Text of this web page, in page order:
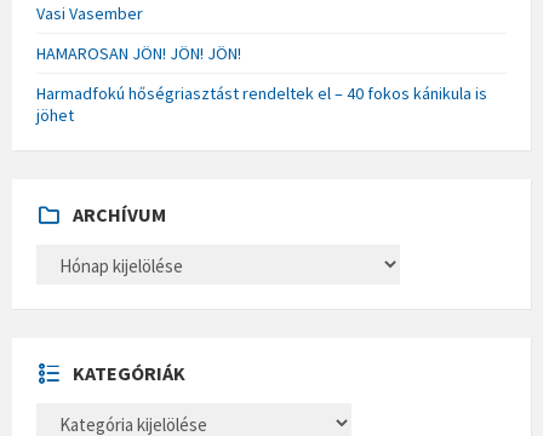
Vasi Vasember
HAMAROSAN JÖN! JÖN! JÖN!
Harmadfokú hőségriasztást rendeltek el – 40 fokos kánikula is
jöhet
ARCHÍVUM
H
U
M
KATEGÓRIÁK